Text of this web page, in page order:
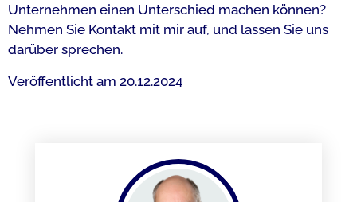
Unternehmen einen Unterschied machen können?
Nehmen Sie Kontakt mit mir auf, und lassen Sie uns
darüber sprechen.
Veröffentlicht am 20.12.2024